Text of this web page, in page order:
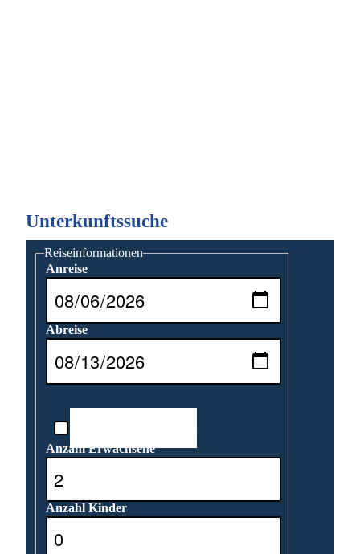
Unterkunftssuche
Reiseinformationen
Anreise
Abreise
Anzahl Erwachsene
Anzahl Kinder